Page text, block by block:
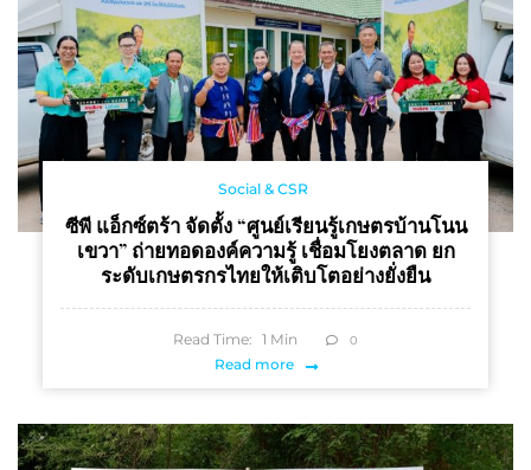
Social & CSR
ซีพี แอ็กซ์ตร้า จัดตั้ง “ศูนย์เรียนรู้เกษตรบ้านโนน
เขวา” ถ่ายทอดองค์ความรู้ เชื่อมโยงตลาด ยก
ระดับเกษตรกรไทยให้เติบโตอย่างยั่งยืน
Read Time: 1 Min 0
Read more